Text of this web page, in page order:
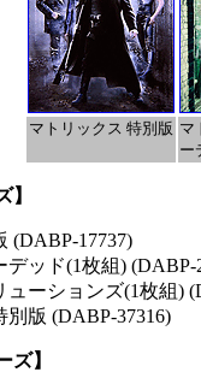
マトリックス 特別版 マ
ー
】
(DABP-17737)
ッド(1枚組) (DABP-
ーションズ(1枚組)
版 (DABP-37316)
ズ】